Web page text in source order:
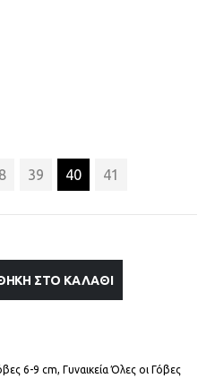
39 40 41
ΣΤΟ ΚΑΛΑΘΙ
6-9 cm, Γυναικεία Όλες οι Γόβες